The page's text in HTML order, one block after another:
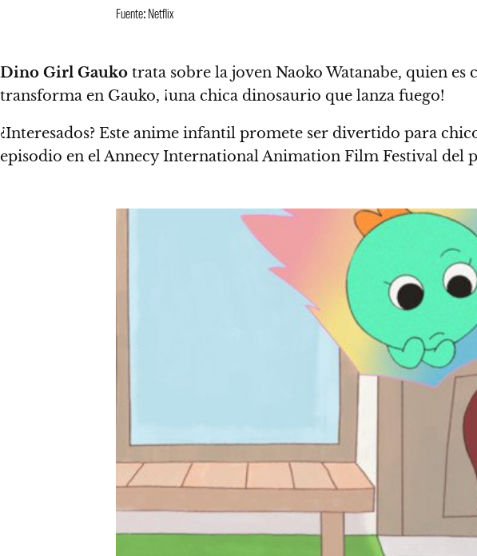
Fuente: Netflix
Dino Girl Gauko trata sobre la joven Naoko Watanabe, quien
transforma en Gauko, ¡una chica dinosaurio que lanza fuego!
¿Interesados? Este anime infantil promete ser divertido para
episodio en el Annecy International Animation Film Festival del